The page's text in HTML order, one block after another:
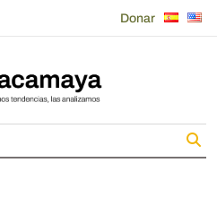
Donar